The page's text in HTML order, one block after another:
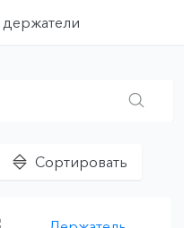
Сортировать